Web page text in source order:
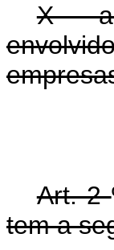
X -
Art. 2
tem a